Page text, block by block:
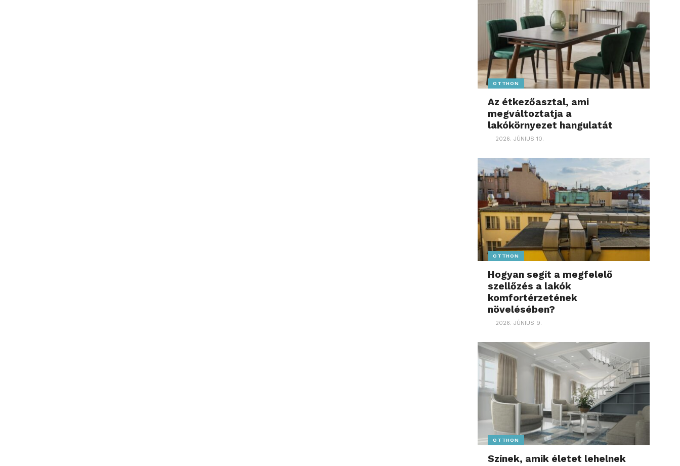
OTTHON
Az étkezőasztal, ami
megváltoztatja a
lakókörnyezet hangulatát
2026. JÚNIUS 10.
OTTHON
Hogyan segít a megfelelő
szellőzés a lakók
komfortérzetének
növelésében?
2026. JÚNIUS 9.
OTTHON
Színek, amik életet lehelnek